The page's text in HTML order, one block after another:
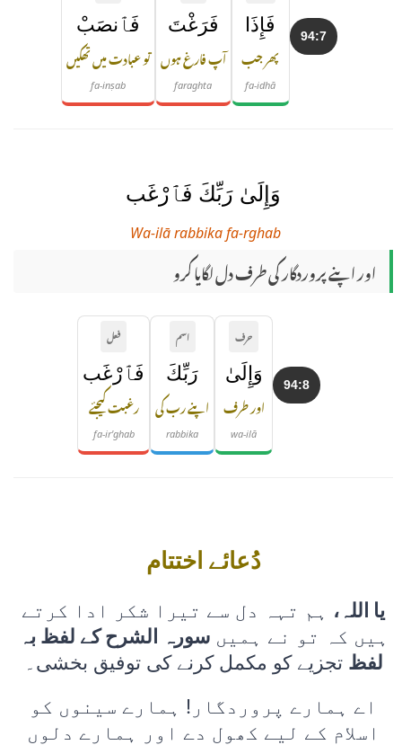
94:7 فَإِذَا
پھر جب
fa-idhā
فَرَغْتَ
آپ فارغ ہوں
faraghta
فَٱنصَبْ
تو عبادت میں تھکیں
fa-inṣab
وَإِلَىٰ رَبِّكَ فَٱرْغَب
Wa-ilā rabbika fa-rghab
اور اپنے پروردگار کی طرف دل لگایا کرو
94:8
حرف
وَإِلَىٰ
اور طرف
wa-ilā
اسم
رَبِّكَ
اپنے رب کی
rabbika
فعل
فَٱرْغَب
رغبت کیجئے
fa-ir'ghab
دُعائے اختتام
یا اللہ، ہم تہہ دل سے تیرا شکر ادا کرتے
ہیں کہ تو نے ہمیںسورہ الشرح کے لفظ بہ
لفظ تجزیے کو مکمل کرنے کی توفیق بخشی۔
اے ہمارے پروردگار! ہمارے سینوں کو
اسلام کے لیے کھول دے اور ہمارے دلوں